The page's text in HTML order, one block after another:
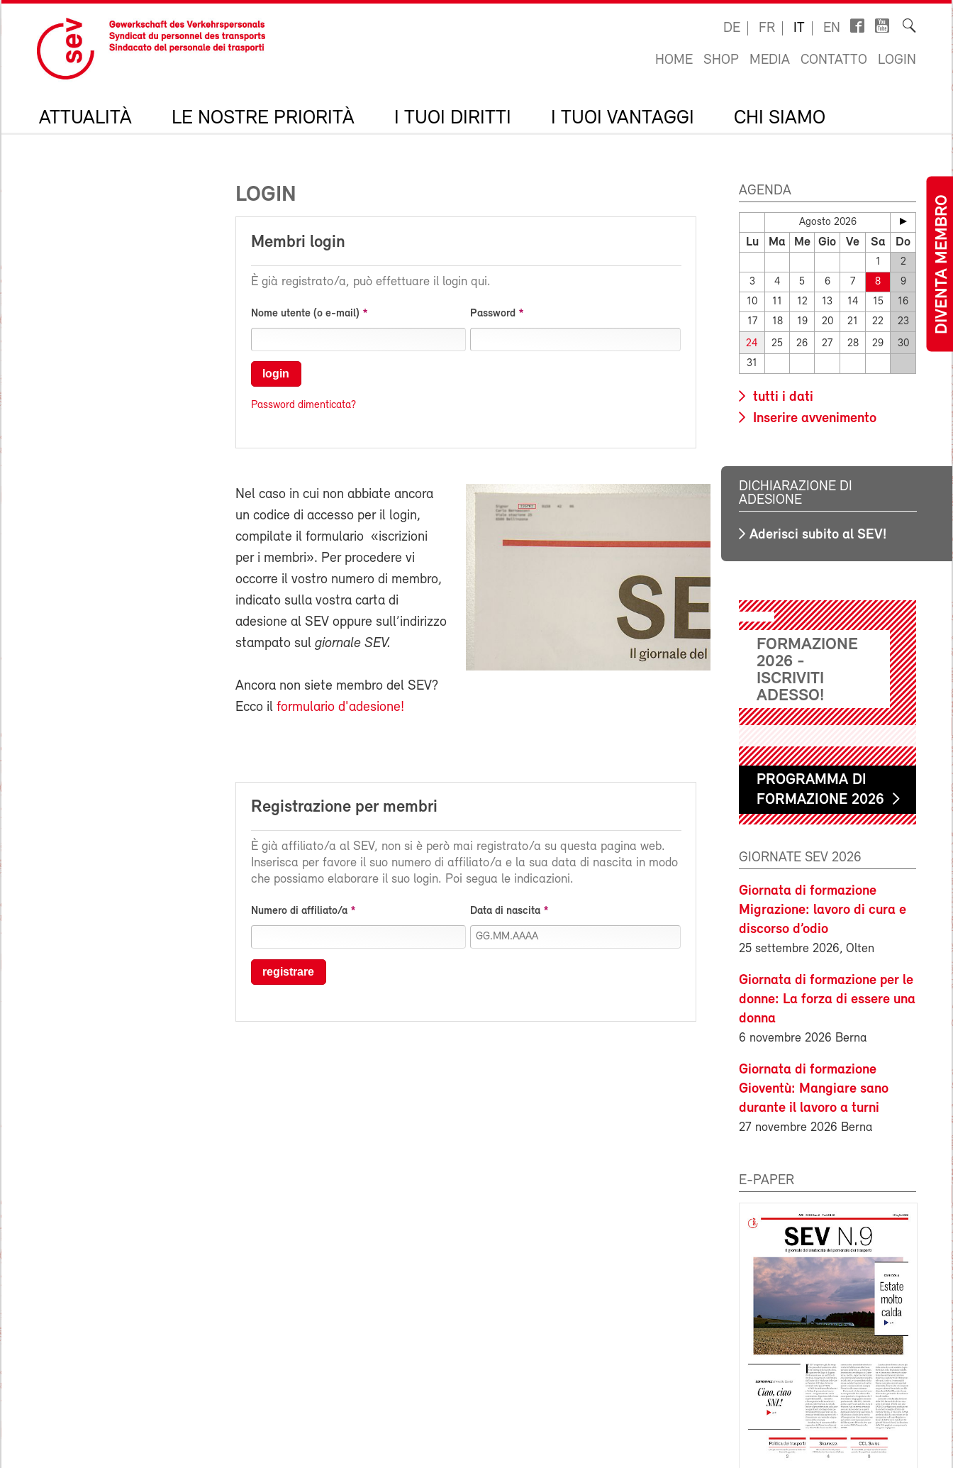
DIVENTA MEMBRO
DE FR IT EN
HOME SHOP MEDIA CONTATTO LOGIN
ATTUALITÀ LE NOSTRE PRIORITÀ I TUOI DIRITTI I TUOI VANTAGGI CHI SIAMO
LOGIN
Membri login
È già registrato/a, può effettuare il login qui.
Nome utente (o e-mail) Password
login
Password dimenticata?
Nel caso in cui non abbiate ancora
un codice di accesso per il login,
compilate il formulario «iscrizioni
per i membri». Per procedere vi
occorre il vostro numero di membro,
indicato sulla vostra carta di
adesione al SEV oppure sull’indirizzo
stampato sul giornale SEV.
Ancora non siete membro del SEV?
Ecco il formulario d'adesione!
Registrazione per membri
È già affiliato/a al SEV, non si è però mai registrato/a su questa pagina web.
Inserisca per favore il suo numero di affiliato/a e la sua data di nascita in modo
che possiamo elaborare il suo login. Poi segua le indicazioni.
Numero di affiliato/a Data di nascita
registrare
AGENDA
Agosto 2026
Lu Ma Me Gio Ve Sa Do
1
2
3
4 5 6 7 8
9
10
11 12 13 14 15
16
17
18 19 20 21 22 23
24 25 26 27 28 29
30
31
tutti i dati
Inserire avvenimento
DICHIARAZIONE DI
ADESIONE
Aderisci subito al SEV!
FORMAZIONE
2026 -
ISCRIVITI
ADESSO!
PROGRAMMA DI
FORMAZIONE 2026
GIORNATE SEV 2026
Giornata di formazione
Migrazione: lavoro di cura e
discorso d’odio
25 settembre 2026, Olten
Giornata di formazione per le
donne: La forza di essere una
donna
6 novembre 2026 Berna
Giornata di formazione
Gioventù: Mangiare sano
durante il lavoro a turni
27 novembre 2026 Berna
E-PAPER